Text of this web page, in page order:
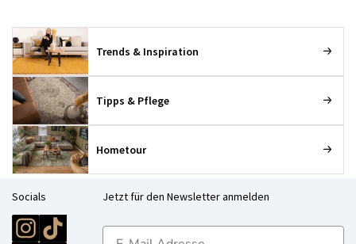
Trends & Inspiration
Tipps & Pflege
Hometour
Socials Jetzt für den Newsletter anmelden
E-mailadres